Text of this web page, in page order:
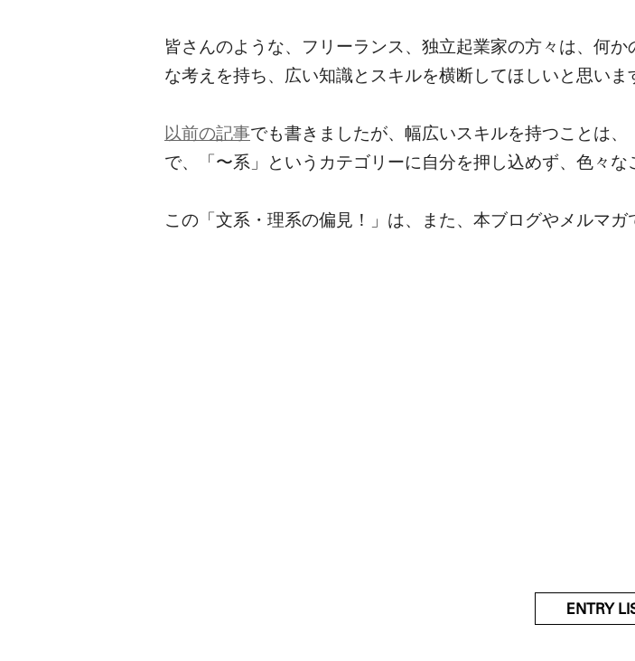
皆さんのような、フリーランス、独立起業家の方々は、何
な考えを持ち、広い知識とスキルを横断してほしいと思いま
以前の記事でも書きましたが、幅広いスキルを持つことは
で、「〜系」というカテゴリーに自分を押し込めず、色々な
この「文系・理系の偏見！」は、また、本ブログやメルマガ
ENTRY